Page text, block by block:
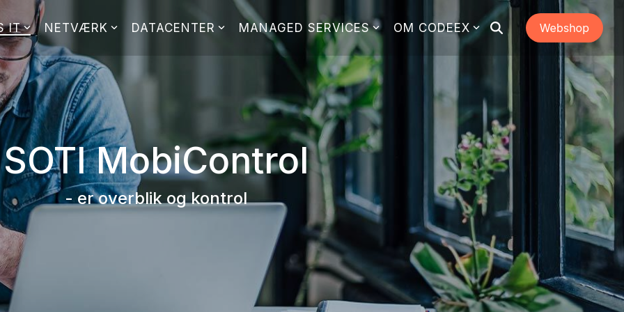
IT NETVÆRK DATACENTER MANAGED SERVICES OM CODEEX
SOTI MobiControl
- er overblik og kontrol